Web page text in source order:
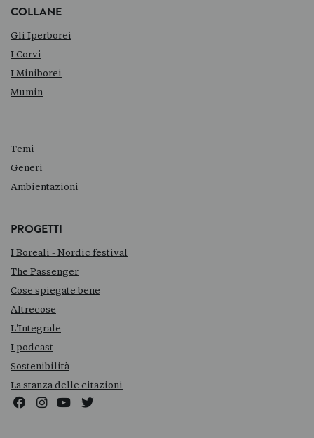
COLLANE
Gli Iperborei
I Corvi
I Miniborei
Mumin
Temi
Generi
Ambientazioni
PROGETTI
I Boreali - Nordic festival
The Passenger
Cose spiegate bene
Altrecose
L'Integrale
I podcast
Sostenibilità
La stanza delle citazioni